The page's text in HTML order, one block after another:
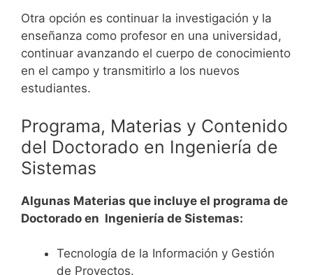
Otra opción es continuar la investigación y la
enseñanza como profesor en una universidad,
continuar avanzando el cuerpo de conocimiento
en el campo y transmitirlo a los nuevos
estudiantes.
Programa, Materias y Contenido
del Doctorado en Ingeniería de
Sistemas
Algunas Materias que incluye el programa de
Doctorado en Ingeniería de Sistemas:
Tecnología de la Información y Gestión
de Proyectos.